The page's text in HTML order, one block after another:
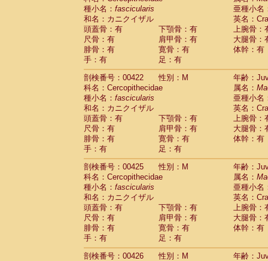
種小名： fascicularis
亜種小名
和名：カニクイザル
英名：
頭蓋骨：有
下顎骨：有
上腕骨：
尺骨：有
肩甲骨：有
大腿骨：
腓骨：有
寛骨：有
体幹：有
手：有
足：有
剖検番号：00422
性別：M
年齢：
科名：Cercopithecidae
属名：
種小名： fascicularis
亜種小名
和名：カニクイザル
英名：
頭蓋骨：有
下顎骨：有
上腕骨：
尺骨：有
肩甲骨：有
大腿骨：
腓骨：有
寛骨：有
体幹：有
手：有
足：有
剖検番号：00425
性別：M
年齢：
科名：Cercopithecidae
属名：
種小名： fascicularis
亜種小名
和名：カニクイザル
英名：
頭蓋骨：有
下顎骨：有
上腕骨：
尺骨：有
肩甲骨：有
大腿骨：
腓骨：有
寛骨：有
体幹：有
手：有
足：有
剖検番号：00426
性別：M
年齢：